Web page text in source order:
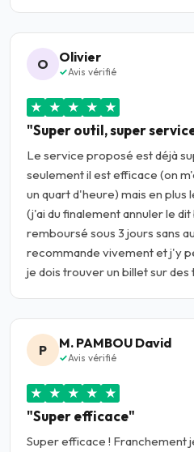
★ ★ ★ ★ ★
"Super outil, super
Le service proposé est déjà
seulement il est efficace (on
un quart d'heure) mais en plus
(j'ai du finalement annuler le
remboursé sous 3 jours sans
recommande vivement et j'y
je dois trouver un billet sur
O Olivier
Avis vérifié
★ ★ ★ ★ ★
"Super efficace"
Super efficace ! Franchement
P M. PAMBOU David
Avis vérifié